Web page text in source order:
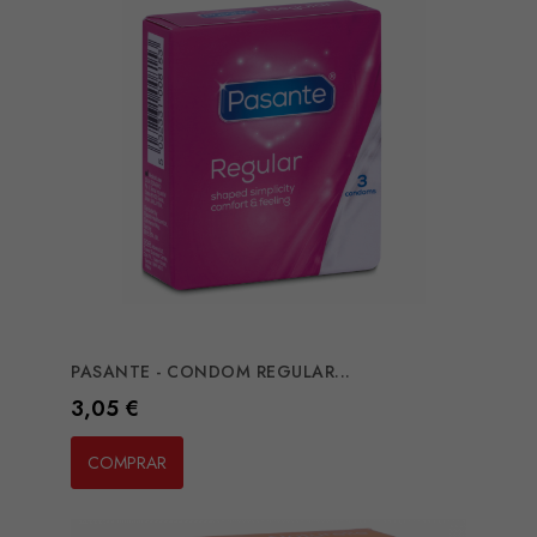
PASANTE - CONDOM REGULAR...
Preço
3,05 €
COMPRAR